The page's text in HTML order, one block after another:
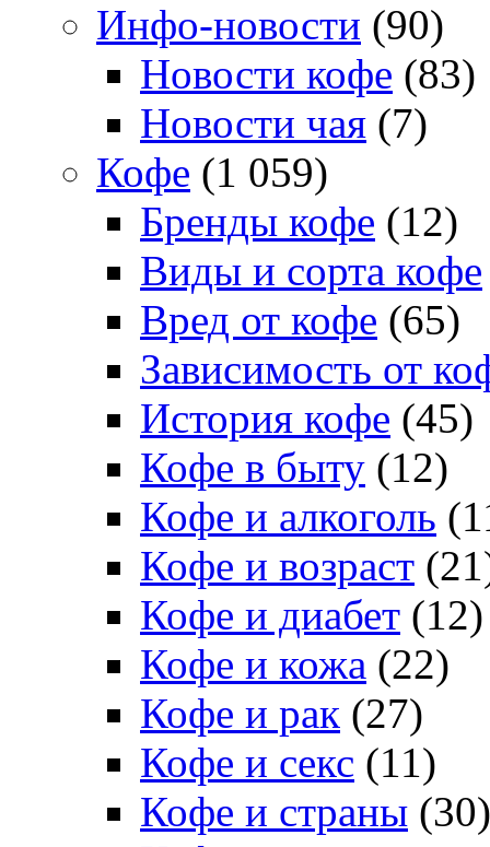
Инфо-новости (90)
Новости кофе (83)
Новости чая (7)
Кофе (1 059)
Бренды кофе (12)
Виды и сорта кофе
Вред от кофе (65)
Зависимость от
История кофе (45)
Кофе в быту (12)
Кофе и алкоголь
Кофе и возраст
Кофе и диабет (12)
Кофе и кожа (22)
Кофе и рак (27)
Кофе и секс (11)
Кофе и страны (30)